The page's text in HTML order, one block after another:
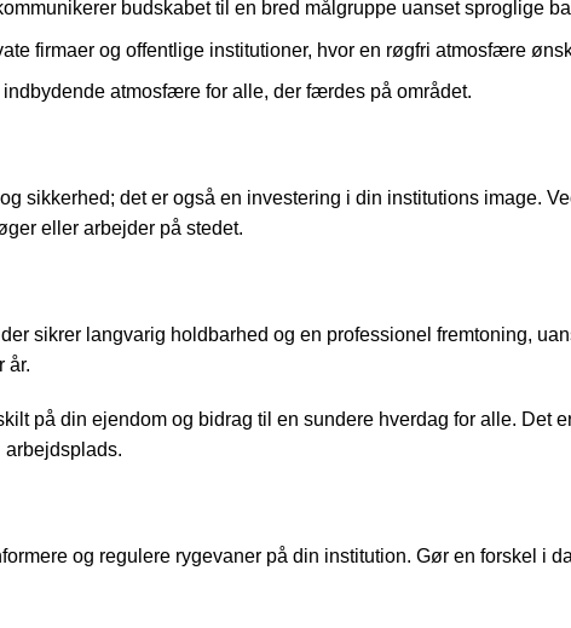
budskabet til en bred målgruppe uanset sproglige
firmaer og offentlige institutioner, hvor en røgfri atmosfære
atmosfære for alle, der færdes på området.
sikkerhed; det er også en investering i din institutions image.
eller arbejder på stedet.
sikrer langvarig holdbarhed og en professionel fremtoning,
år.
på din ejendom og bidrag til en sundere hverdag for alle. Det
arbejdsplads.
og regulere rygevaner på din institution. Gør en forskel i